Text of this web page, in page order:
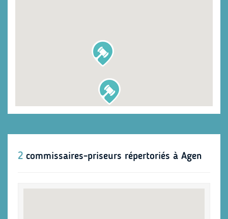
2 commissaires-priseurs répertoriés à Agen